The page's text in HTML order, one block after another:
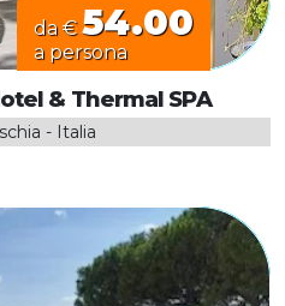
da €54.00
a persona
& Thermal SPA
- Italia